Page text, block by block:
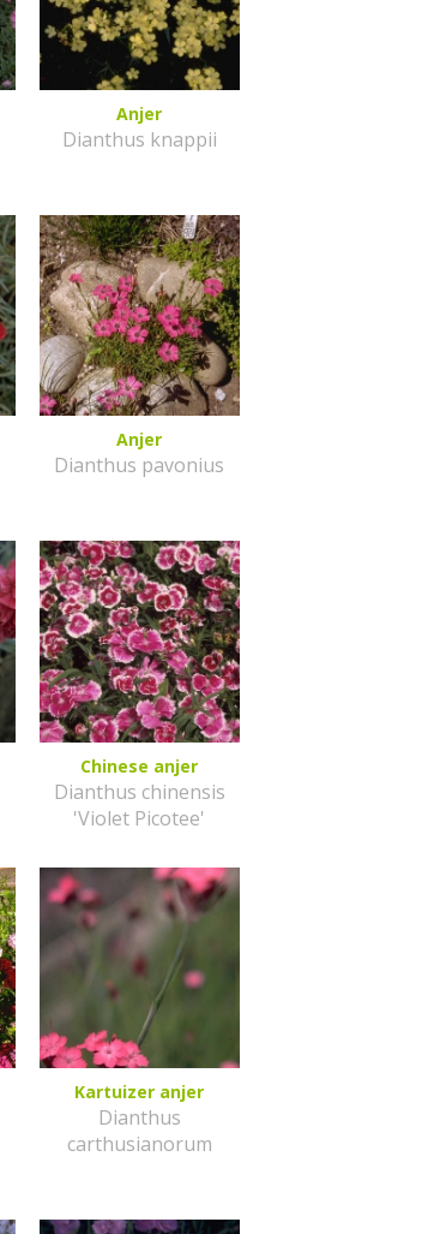
Anjer
Dianthus knappii
Anjer
Dianthus pavonius
Chinese anjer
Dianthus chinensis
'Violet Picotee'
Kartuizer anjer
Dianthus
carthusianorum